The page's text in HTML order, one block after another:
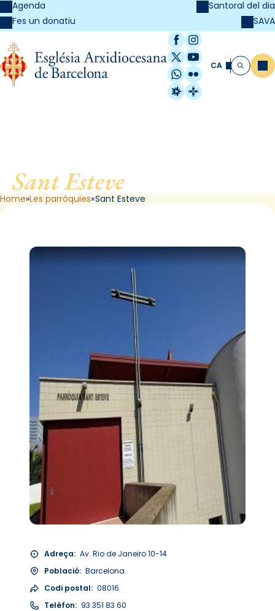
Agenda
Fes un donatiu
Santoral del dia
SAVA
Facebook
Instagram
X / Twitter
YouTube
WhatsApp
Flickr
Radio Estel
Catalunya
CA Cerca
Sant Esteve
Home Les parròquies Sant Esteve
Adreça: Av. Rio de Janeiro 10-14
Població: Barcelona
Codi postal: 08016
Telèfon: 93 351 83 60